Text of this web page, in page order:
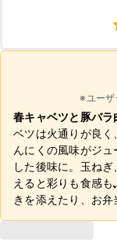
※ユーザ
春キャベツと豚バラ
ベツは火通りが良
んにくの風味がジ
した後味に。玉ね
えると彩りも食感も
きを添えたり、お弁